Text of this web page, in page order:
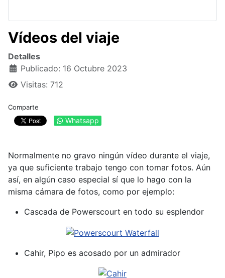
Vídeos del viaje
Detalles
Publicado: 16 Octubre 2023
Visitas: 712
Comparte
Whatsapp
Normalmente no gravo ningún vídeo durante el viaje,
ya que suficiente trabajo tengo con tomar fotos. Aún
así, en algún caso especial sí que lo hago con la
misma cámara de fotos, como por ejemplo:
Cascada de Powerscourt en todo su esplendor
Cahir, Pipo es acosado por un admirador